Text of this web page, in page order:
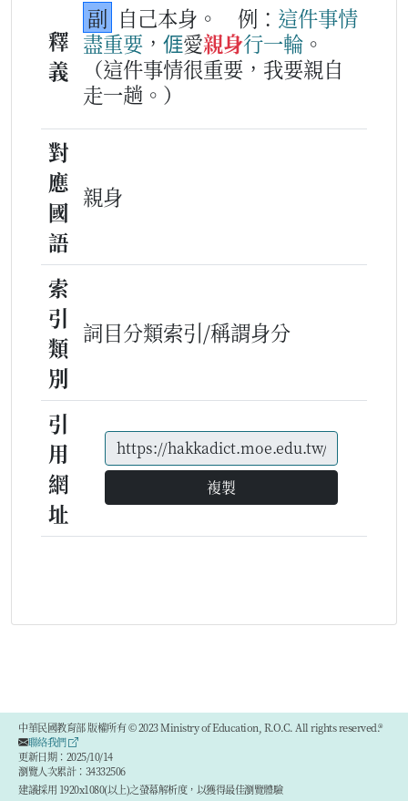
釋
義
副 自己本身。 例： 這件事情
盡重要 ， 𠊎愛親身行一輪 。
（這件事情很重要，我要親自
走一趟。）
對
應
國
語
親身
索
引
類
別
詞目分類索引/稱謂身分
引
用
網
址
複製
中華民國教育部 版權所有 © 2023 Ministry of Education, R.O.C. All rights reserved.®
聯絡我們
更新日期：2025/10/14
瀏覽人次累計：34332506
建議採用 1920x1080(以上)之螢幕解析度，以獲得最佳瀏覽體驗